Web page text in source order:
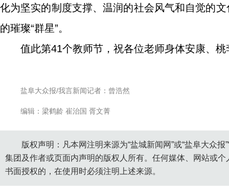
化为坚实的制度支撑、温润的社会风气和自觉的
的璀璨“群星”。
值此第41个教师节，祝各位老师身体安康、
盐阜大众报/我言新闻记者：曾浩然
编辑：梁鹤龄 崔治国 胥文菁
版权声明：凡本网注明来源为“盐城新闻网”或“盐阜大众
集团及作者或页面内声明的版权人所有。任何媒体、网站或
书面授权的，在使用时必须注明上述来源。